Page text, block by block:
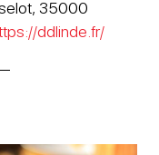
35000
ddlinde.fr/